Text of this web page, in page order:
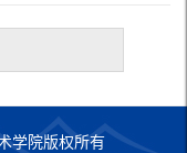
学院版权所有